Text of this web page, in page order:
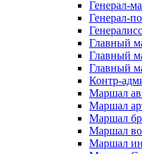
Генерал-
Генерал-
Главный
Главный
Главный
Контр-
Маршал
Маршал
Маршал
Маршал
Маршал